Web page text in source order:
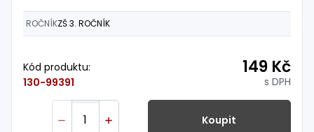
ROČNÍKZŠ 3. ROČNÍK
Kód produktu:
130-99391
149 Kč
s DPH
Koupit